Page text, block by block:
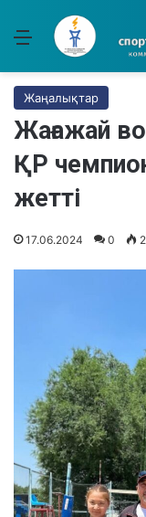
Мәзір
Жаңалықтар
Жағажай
ҚР
жетті
17.06.2024 0